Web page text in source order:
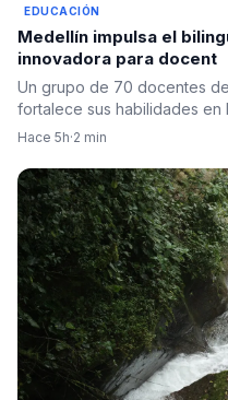
EDUCACIÓN
Medellín impulsa el
innovadora para docent
Un grupo de 70 docentes
fortalece sus habilidades en
Hace 5h·2 min